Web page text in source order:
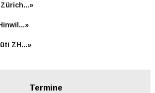
ZH...»
Termine